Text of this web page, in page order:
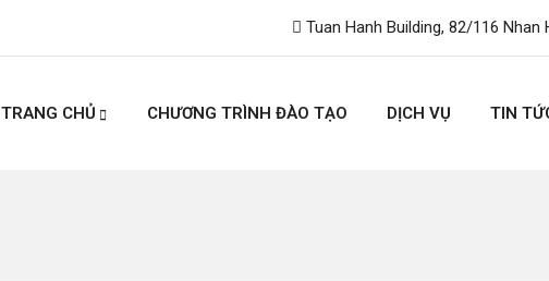
Tuan Hanh Building, 82/116 Nhan
TRANG CHỦ CHƯƠNG TRÌNH ĐÀO TẠO DỊCH VỤ TIN